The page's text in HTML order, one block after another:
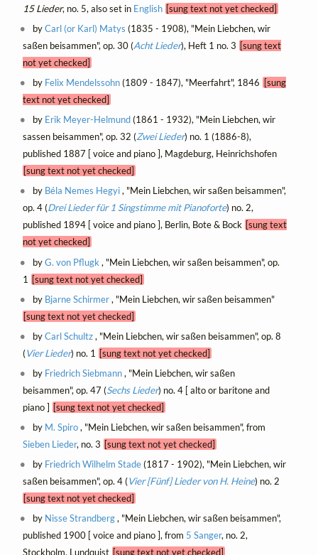
15 Lieder, no. 5, also set in English [sung text not yet checked]
byCarl (or Karl) Matys (1835 - 1908), "Mein Liebchen, wir
saßen beisammen", op. 30 (Acht Lieder), Heft 1 no. 3 [sung text
not yet checked]
by Felix Mendelssohn(1809 - 1847), "Meerfahrt", 1846 [sung
text not yet checked]
by Erik Meyer-Helmund(1861 - 1932), "Mein Liebchen, wir
sassen beisammen", op. 32 (Zwei Lieder) no. 1 (1886-8),
published 1887 [ voice and piano ], Magdeburg, Heinrichshofen
[sung text not yet checked]
by Béla Nemes Hegyi, "Mein Liebchen, wir saßen beisammen",
op. 4 (Drei Lieder für 1 Singstimme mit Pianoforte) no. 2,
published 1894 [ voice and piano ], Berlin, Bote & Bock [sung text
not yet checked]
byG. von Pflugk , "Mein Liebchen, wir saßen beisammen", op.
1 [sung text not yet checked]
by Bjarne Schirmer, "Mein Liebchen, wir saßen beisammen"
[sung text not yet checked]
byCarl Schultz, "Mein Liebchen, wir saßen beisammen", op. 8
(Vier Lieder) no. 1 [sung text not yet checked]
by Friedrich Siebmann, "Mein Liebchen, wir saßen
beisammen", op. 47 (Sechs Lieder) no. 4 [ alto or baritone and
piano ] [sung text not yet checked]
by M. Spiro, "Mein Liebchen, wir saßen beisammen", from
Sieben Lieder, no. 3 [sung text not yet checked]
by Friedrich Wilhelm Stade(1817 - 1902), "Mein Liebchen, wir
saßen beisammen", op. 4 (Vier [Fünf] Lieder von H. Heine) no. 2
[sung text not yet checked]
by Nisse Strandberg, "Mein Liebchen, wir saßen beisammen",
published 1900 [ voice and piano ], from 5 Sanger, no. 2,
Stockholm, Lundquist [sung text not yet checked]